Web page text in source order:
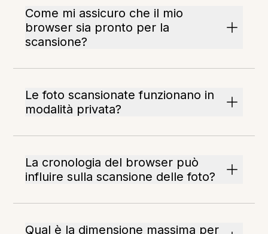
Come mi assicuro che il mio
browser sia pronto per la
scansione?
Le foto scansionate funzionano in
modalità privata?
La cronologia del browser può
influire sulla scansione delle foto?
Qual è la dimensione massima per